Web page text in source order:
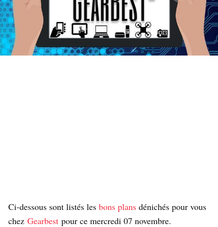
Ci-dessous sont listés les bons plans dénichés pour vous
chez Gearbest pour ce mercredi 07 novembre.